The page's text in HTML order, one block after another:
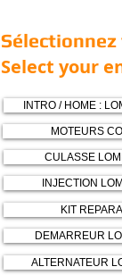
INJECTION
DEMARREUR
ALTERNATEUR
MOTEURS
INTRO / HOME :
CULASSE
KIT
Select your